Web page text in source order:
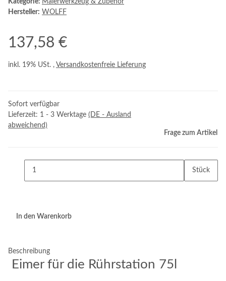
Kategorie: Malerwerkzeug & Zubehör
Hersteller: WOLFF
137,58 €
inkl. 19% USt. , Versandkostenfreie Lieferung
Sofort verfügbar
Lieferzeit: 1 - 3 Werktage (DE - Ausland
abweichend)
Frage zum Artikel
Stück
In den Warenkorb
Beschreibung
Eimer für die Rührstation 75l